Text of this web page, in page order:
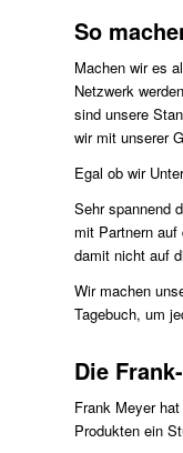
So
Machen wir es
Netzwerk
sind unsere
wir mit unserer
Egal ob wir
Sehr spannend
mit Partnern
damit nicht auf
Wir machen
Tagebuch, um
Die
Frank Meyer
Produkten ein